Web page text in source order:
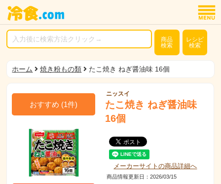
商品
検索
レシピ
検索
ホーム 焼き粉もの類 たこ焼き ねぎ醤油味 16個
おすすめ (1件)
ニッスイ
たこ焼き ねぎ醤油味
16個
メーカーサイトの商品詳細へ
商品情報更新日：2026/03/15